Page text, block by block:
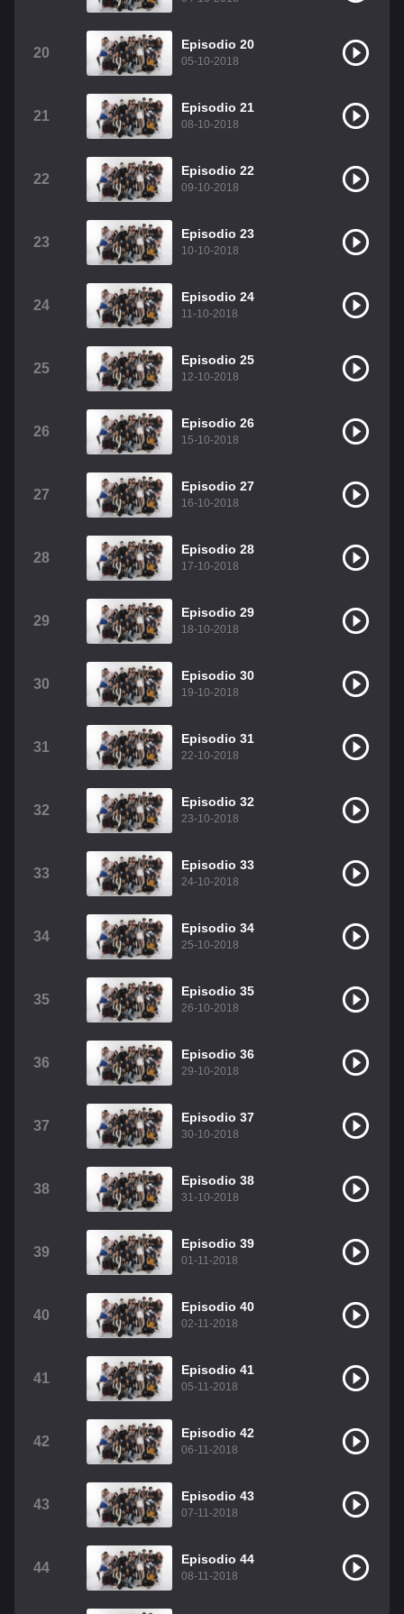
20
Episodio 20
05-10-2018
21
Episodio 21
08-10-2018
22
Episodio 22
09-10-2018
23
Episodio 23
10-10-2018
24
Episodio 24
11-10-2018
25
Episodio 25
12-10-2018
26
Episodio 26
15-10-2018
27
Episodio 27
16-10-2018
28
Episodio 28
17-10-2018
29
Episodio 29
18-10-2018
30
Episodio 30
19-10-2018
31
Episodio 31
22-10-2018
32
Episodio 32
23-10-2018
33
Episodio 33
24-10-2018
34
Episodio 34
25-10-2018
35
Episodio 35
26-10-2018
36
Episodio 36
29-10-2018
37
Episodio 37
30-10-2018
38
Episodio 38
31-10-2018
39
Episodio 39
01-11-2018
40
Episodio 40
02-11-2018
41
Episodio 41
05-11-2018
42
Episodio 42
06-11-2018
43
Episodio 43
07-11-2018
44
Episodio 44
08-11-2018